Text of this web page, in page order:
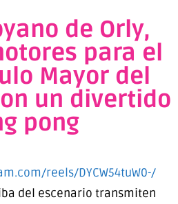
de Orly,
para el
Mayor del
un divertido
pong
reels/DYCW54tuW0-/
del escenario transmiten